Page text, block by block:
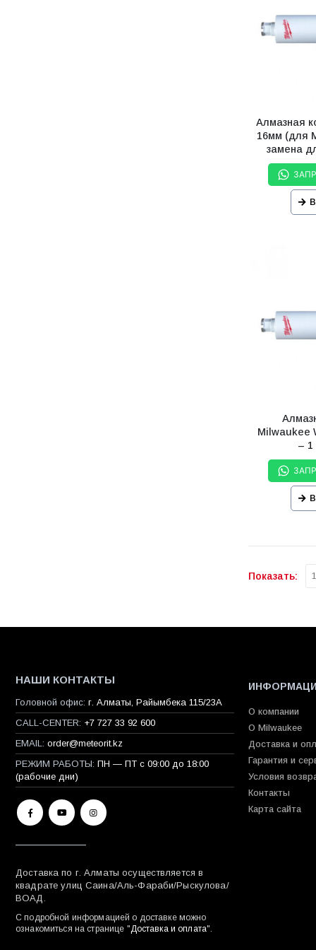
Алмазная
16мм (для
замена
Milwaukee
– 1
Показать:
НАШИ КОНТАКТЫ
Головной офис: г. Алматы, Райымбека 115/23A
CALL-CENTER: +7 727 33 92 600
EMAIL: order@meteorit.kz
РЕЖИМ РАБОТЫ: ПН — ПТ с 09:00 до 18:00
(рабочие дни)
Доставка по г. Алматы осуществляется в
квадрате улиц Саина/Аль-Фараби/Рыскулова/
ВОАД.
С подробной информацией о доставке можно
ознакомиться на странице "Доставка и оплата".
О компании
О Milwaukee
Доставка и
Гарантия и
Условия
Контакты
Карта сайта